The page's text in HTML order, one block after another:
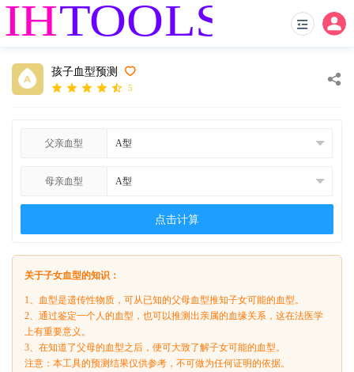
孩子血型预测
5
父亲血型
母亲血型
点击计算
关于子女血型的知识：
1、血型是遗传性物质，可从已知的父母血型推知子女可能的血型。
2、通过鉴定一个人的血型，也可以推测出亲属的血缘关系，这在法医学
上有重要意义。
3、在知道了父母的血型之后，便可大致了解子女可能的血型。
注意：本工具的预测结果仅供参考，不可做为任何证明的依据。